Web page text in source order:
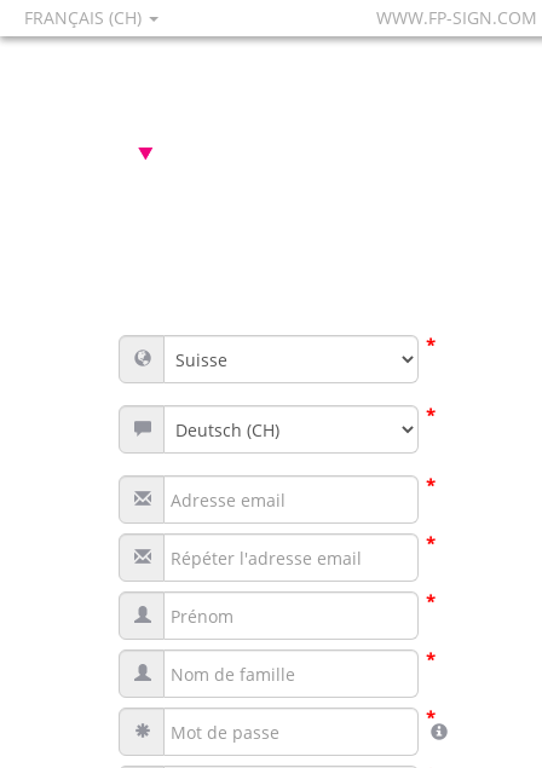
FRANÇAIS (CH) WWW.FP-SIGN.COM
*
*
*
*
*
*
*